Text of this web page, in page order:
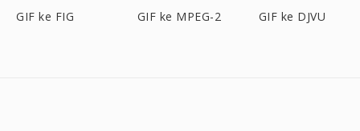
GIF ke FIG GIF ke MPEG-2 GIF ke DJVU